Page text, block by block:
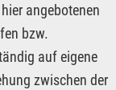
angebotenen
bzw.
auf eigene
zwischen der